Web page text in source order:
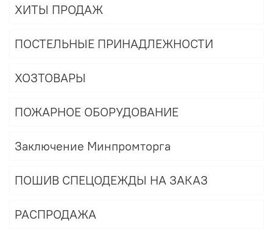
ХИТЫ ПРОДАЖ
ПОСТЕЛЬНЫЕ ПРИНАДЛЕЖНОСТИ
ХОЗТОВАРЫ
ПОЖАРНОЕ ОБОРУДОВАНИЕ
Заключение Минпромторга
ПОШИВ СПЕЦОДЕЖДЫ НА ЗАКАЗ
РАСПРОДАЖА